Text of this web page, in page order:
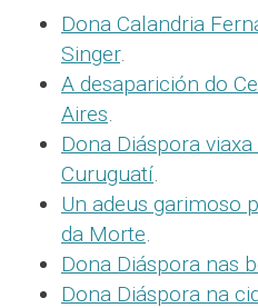
Dona Calandria
Singer.
A desaparición do
Aires.
Dona Diáspora
Curuguatí.
Un adeus garimoso
da Morte.
Dona Diáspora nas
Dona Diáspora na